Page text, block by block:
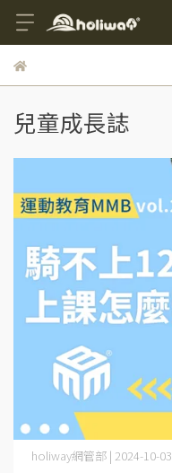
兒童成長誌
holiway網管部 | 2024-10-03